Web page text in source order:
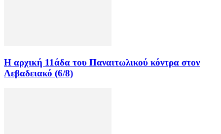
Η αρχική 11άδα του Παναιτωλικού κόντρα στον
Λεβαδειακό (6/8)